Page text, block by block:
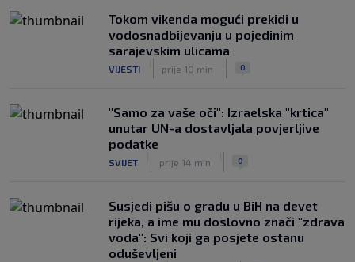
Tokom vikenda mogući prekidi u
vodosnadbijevanju u pojedinim
sarajevskim ulicama
VIJESTI prije 10 min 0
"Samo za vaše oči": Izraelska "krtica"
unutar UN-a dostavljala povjerljive
podatke
SVIJET prije 14 min 0
Susjedi pišu o gradu u BiH na devet
rijeka, a ime mu doslovno znači "zdrava
voda": Svi koji ga posjete ostanu
oduševljeni